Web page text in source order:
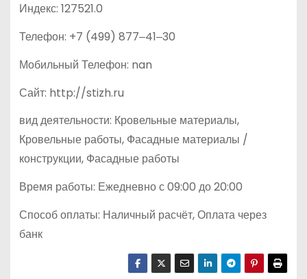
Индекс: 127521.0
Телефон: +7 (499) 877‒41‒30
Мобильный Телефон: nan
Сайт: http://stizh.ru
вид деятельности: Кровельные материалы,
Кровельные работы, Фасадные материалы /
конструкции, Фасадные работы
Время работы: Ежедневно с 09:00 до 20:00
Способ оплаты: Наличный расчёт, Оплата через
банк